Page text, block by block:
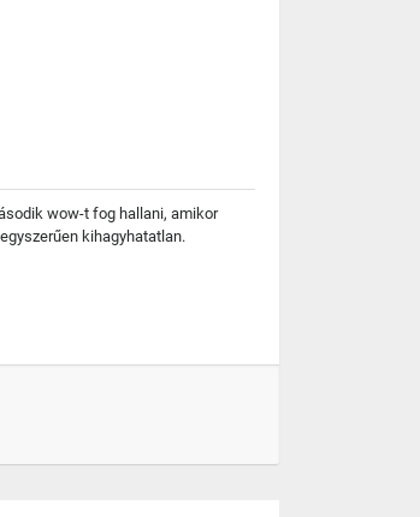
wow-t fog hallani, amikor
kihagyhatatlan.